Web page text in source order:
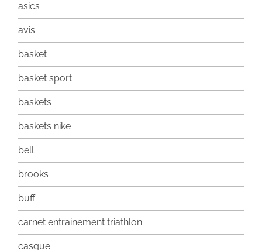
asics
avis
basket
basket sport
baskets
baskets nike
bell
brooks
buff
carnet entrainement triathlon
casque